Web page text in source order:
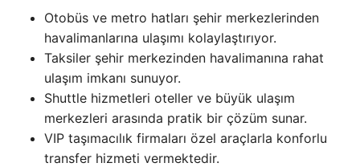
Otobüs ve metro hatları şehir merkezlerinden
havalimanlarına ulaşımı kolaylaştırıyor.
Taksiler şehir merkezinden havalimanına rahat
ulaşım imkanı sunuyor.
Shuttle hizmetleri oteller ve büyük ulaşım
merkezleri arasında pratik bir çözüm sunar.
VIP taşımacılık firmaları özel araçlarla konforlu
transfer hizmeti vermektedir.